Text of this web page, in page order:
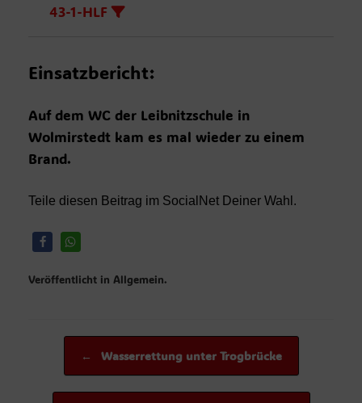
43-1-HLF
Einsatzbericht:
Auf dem WC der Leibnitzschule in
Wolmirstedt kam es mal wieder zu einem
Brand.
Teile diesen Beitrag im SocialNet Deiner Wahl.
Veröffentlicht in Allgemein.
← Wasserrettung unter Trogbrücke